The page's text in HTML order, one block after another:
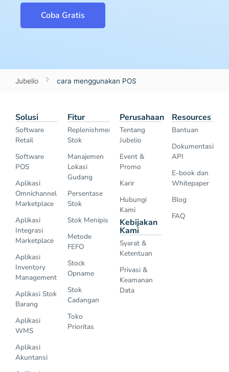
Coba Gratis
Jubelio cara menggunakan POS
Solusi
Software
Retail
Software
POS
Aplikasi
Omnichannel
Marketplace
Aplikasi
Integrasi
Marketplace
Aplikasi
Inventory
Management
Aplikasi Stok
Barang
Aplikasi
WMS
Aplikasi
Akuntansi
Fitur
Replenishment
Stok
Manajemen
Lokasi
Gudang
Persentase
Stok
Stok Menipis
Metode
FEFO
Stock
Opname
Stok
Cadangan
Toko
Prioritas
Perusahaan
Tentang
Jubelio
Event &
Promo
Karir
Hubungi
Kami
Kebijakan
Kami
Syarat &
Ketentuan
Privasi &
Keamanan
Data
Resources
Bantuan
Dokumentasi
API
E-book dan
Whitepaper
Blog
FAQ